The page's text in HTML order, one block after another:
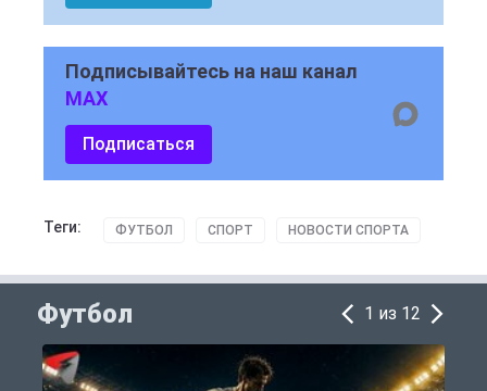
Подписывайтесь на наш канал
MAX
Подписаться
Теги: ФУТБОЛ СПОРТ НОВОСТИ СПОРТА
Футбол 1 из 12